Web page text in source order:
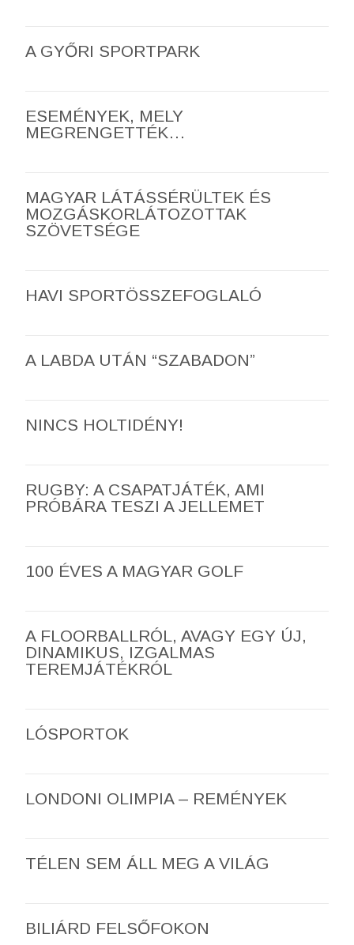
A GYŐRI SPORTPARK
ESEMÉNYEK, MELY
MEGRENGETTÉK…
MAGYAR LÁTÁSSÉRÜLTEK ÉS
MOZGÁSKORLÁTOZOTTAK
SZÖVETSÉGE
HAVI SPORTÖSSZEFOGLALÓ
A LABDA UTÁN “SZABADON”
NINCS HOLTIDÉNY!
RUGBY: A CSAPATJÁTÉK, AMI
PRÓBÁRA TESZI A JELLEMET
100 ÉVES A MAGYAR GOLF
A FLOORBALLRÓL, AVAGY EGY ÚJ,
DINAMIKUS, IZGALMAS
TEREMJÁTÉKRÓL
LÓSPORTOK
LONDONI OLIMPIA – REMÉNYEK
TÉLEN SEM ÁLL MEG A VILÁG
BILIÁRD FELSŐFOKON